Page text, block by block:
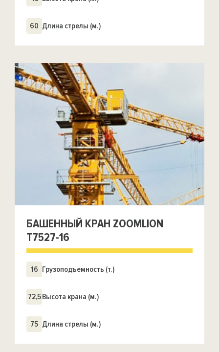
60 Длина стрелы (м.)
БАШЕННЫЙ КРАН ZOOMLION
Т7527-16
16 Грузоподъемность (т.)
72,5Высота крана (м.)
75 Длина стрелы (м.)